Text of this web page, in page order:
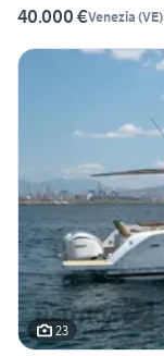
40.000 €Venezia (VE)
23